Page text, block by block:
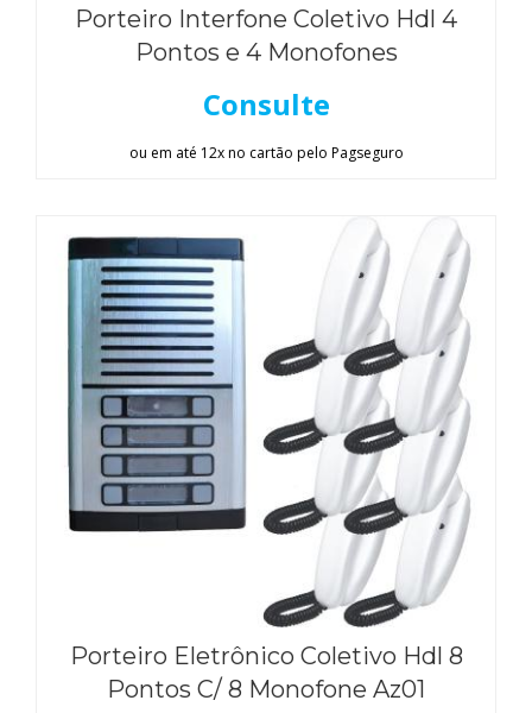
Porteiro Interfone Coletivo Hdl 4
Pontos e 4 Monofones
Consulte
ou em até 12x no cartão pelo Pagseguro
Porteiro Eletrônico Coletivo Hdl 8
Pontos C/ 8 Monofone Az01